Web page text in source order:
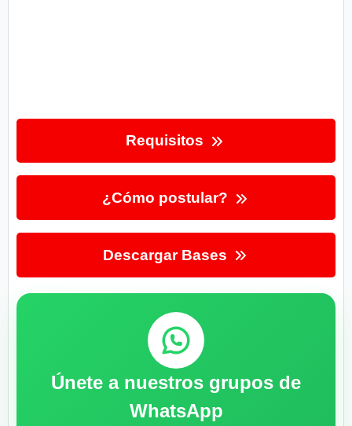
Requisitos
¿Cómo postular?
Descargar Bases
Únete a nuestros grupos de
WhatsApp